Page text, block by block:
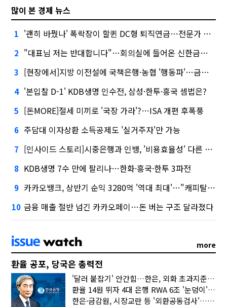
많이 본 경제 뉴스
1 '괜히 바꿨나' 폭락장이 할퀸 DC형 퇴직연금…전문가 조언은
2 "대표님 저는 반대합니다"…회의실에 들어온 신한금융 AI
3 [현장에서]지방 이전설에 국책은행·농협 '행동파'…금감원 '신중모드'
4 '본입찰 D-1' KDB생명 인수전, 삼성·한투·흥국 셈법은?
5 [돈MORE]절세 미끼로 '국장 가라'?…ISA 개편 후폭풍
6 주담대 이자상환 소득공제도 '실거주자'만 가능
7 [인사이드 스토리]시중은행과 인뱅, '비용효율성' 다른 잣대 왜?
8 KDB생명 7수 만에 팔리나…한화·흥국·한투 3파전
9 카카오뱅크, 상반기 순익 3280억 '역대 최대'…"캐피탈, 자산 1조원 이상"
10 금융 매출 절반 넘긴 카카오페이…돈 버는 구조 달라졌다
more
환율 공포, 당국은 총력전
'달러 붙잡기' 안간힘…한은, 외화 초과지준에 이자 6개월 더
환율 14원 뛰자 4대 은행 RWA 6조 '눈덩이'…2배 뛴 2분기는?
한은·금감원, 시장교란 등 '외환공동검사'…환율 급등 전방위 대응